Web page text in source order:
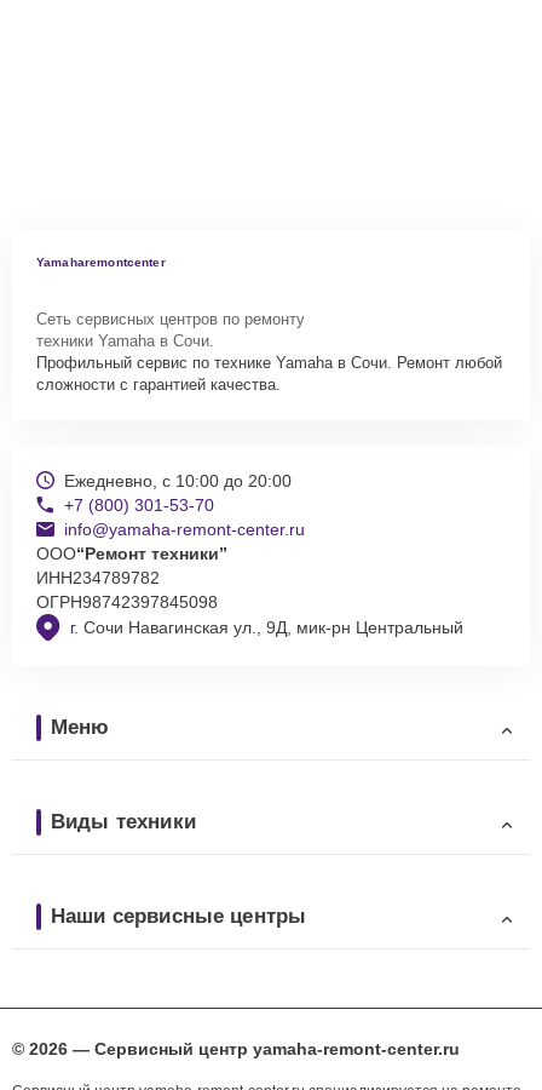
Yamaharemontcenter
Сеть сервисных центров по ремонту
техники Yamaha в Сочи.
Профильный сервис по технике Yamaha в Сочи. Ремонт любой
сложности с гарантией качества.
г. Сочи Навагинская ул., 9Д, мик-рн Центральный
Ежедневно, с 10:00 до 20:00
+7 (800) 301-53-70
info@yamaha-remont-center.ru
ООО“Ремонт техники”
ИНН234789782
ОГРН98742397845098
Меню
Виды техники
Наши сервисные центры
© 2026 — Сервисный центр yamaha-remont-center.ru